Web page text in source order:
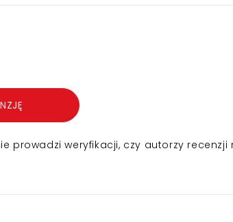
prowadzi weryfikacji, czy autorzy recenzji